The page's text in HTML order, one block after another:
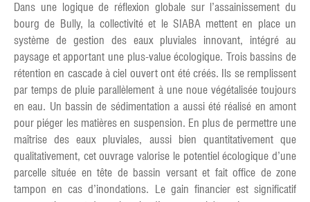
Dans une logique de réflexion globale sur l’assainissement du
bourg de Bully, la collectivité et le SIABA mettent en place un
système de gestion des eaux pluviales innovant, intégré au
paysage et apportant une plus-value écologique. Trois bassins de
rétention en cascade à ciel ouvert ont été créés. Ils se remplissent
par temps de pluie parallèlement à une noue végétalisée toujours
en eau. Un bassin de sédimentation a aussi été réalisé en amont
pour piéger les matières en suspension. En plus de permettre une
maîtrise des eaux pluviales, aussi bien quantitativement que
qualitativement, cet ouvrage valorise le potentiel écologique d’une
parcelle située en tête de bassin versant et fait office de zone
tampon en cas d’inondations. Le gain financier est significatif